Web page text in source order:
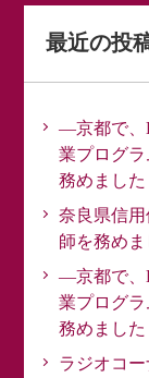
最近の投
―京都で、
業プログ
務めました
奈良県信
師を務めま
―京都で、
業プログ
務めました
ラジオコー